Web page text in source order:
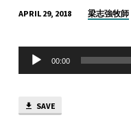
作
過
期
督
APRIL 29, 2018 梁志強牧師
Audio
Player
00:00
SAVE